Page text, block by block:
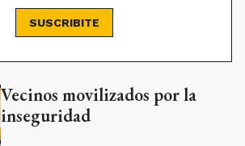
SUSCRIBITE
Vecinos movilizados por la
inseguridad